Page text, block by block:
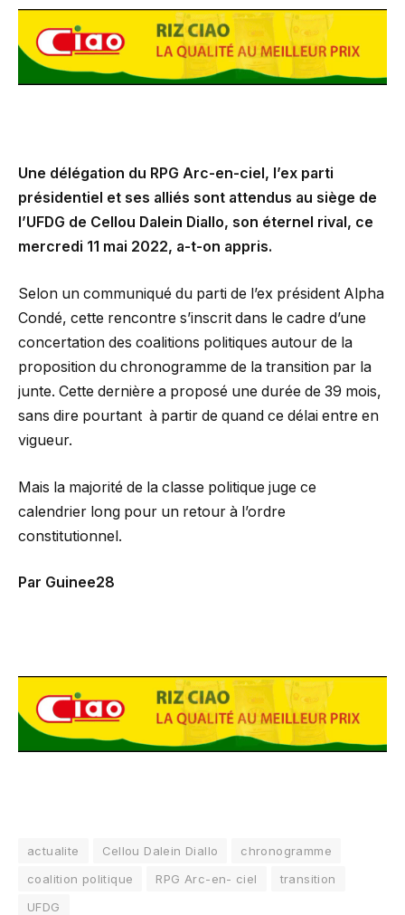
Une délégation du RPG Arc-en-ciel, l’ex parti
présidentiel et ses alliés sont attendus au siège de
l’UFDG de Cellou Dalein Diallo, son éternel rival, ce
mercredi 11 mai 2022, a-t-on appris.
Selon un communiqué du parti de l’ex président Alpha
Condé, cette rencontre s’inscrit dans le cadre d’une
concertation des coalitions politiques autour de la
proposition du chronogramme de la transition par la
junte. Cette dernière a proposé une durée de 39 mois,
sans dire pourtant à partir de quand ce délai entre en
vigueur.
Mais la majorité de la classe politique juge ce
calendrier long pour un retour à l’ordre
constitutionnel.
Par Guinee28
actualite Cellou Dalein Diallo
chronogramme
coalition politique
RPG Arc-en- ciel
transition
UFDG